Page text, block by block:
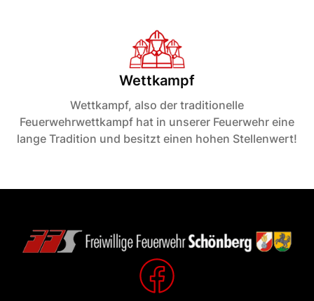
Wettkampf
Wettkampf, also der traditionelle
Feuerwehrwettkampf hat in unserer Feuerwehr eine
lange Tradition und besitzt einen hohen Stellenwert!